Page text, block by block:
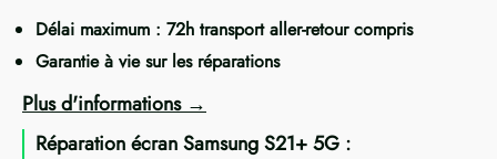
Délai maximum : 72h transport aller-retour compris
Garantie à vie sur les réparations
Plus d'informations
Réparation écran Samsung S21+ 5G :